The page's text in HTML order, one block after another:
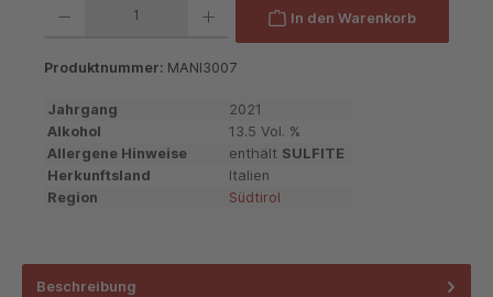
In den Warenkorb
Produktnummer: MANI3007
Jahrgang
2021
Alkohol
13.5 Vol. %
Allergene Hinweise
enthält SULFITE
Herkunftsland
Italien
Region
Südtirol
Beschreibung